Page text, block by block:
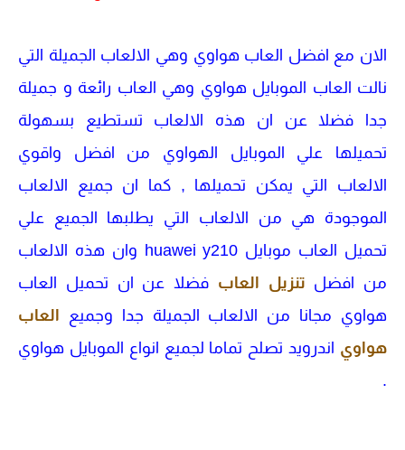
الان مع افضل العاب هواوي وهي الالعاب الجميلة التي
نالت العاب الموبايل هواوي وهي العاب رائعة و جميلة
جدا فضلا عن ان هذه الالعاب تستطيع بسهولة
تحميلها علي الموبايل الهواوي من افضل واقوي
الالعاب التي يمكن تحميلها , كما ان جميع الالعاب
الموجودة هي من الالعاب التي يطلبها الجميع علي
تحميل العاب موبايل huawei y210 وان هذه الالعاب
من افضل تنزيل العاب فضلا عن ان تحميل العاب
هواوي مجانا من الالعاب الجميلة جدا وجميع العاب
هواوي اندرويد تصلح تماما لجميع انواع الموبايل هواوي
.